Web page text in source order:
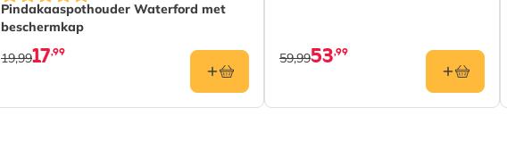
Pindakaaspothouder Waterford met
beschermkap
17,99
19,99 53,99
59,99